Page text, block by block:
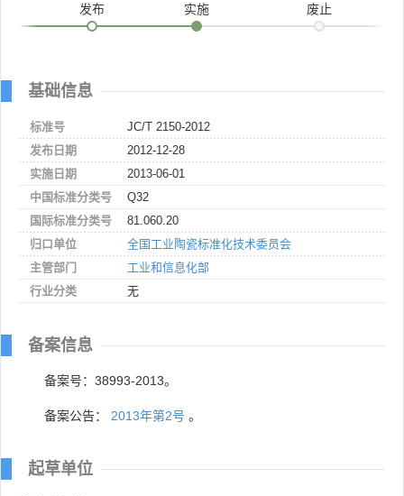
发布 实施 废止
基础信息
标准号
JC/T 2150-2012
发布日期
2012-12-28
实施日期
2013-06-01
中国标准分类号
Q32
国际标准分类号
81.060.20
归口单位
全国工业陶瓷标准化技术委员会
主管部门
工业和信息化部
行业分类
无
备案信息
备案号：38993-2013。
备案公告： 2013年第2号 。
起草单位